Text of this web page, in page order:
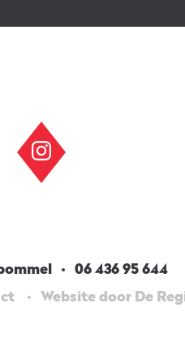
06 436 95 644
Website door De